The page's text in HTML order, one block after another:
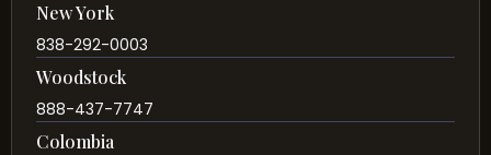
New York
838-292-0003
Woodstock
888-437-7747
Colombia